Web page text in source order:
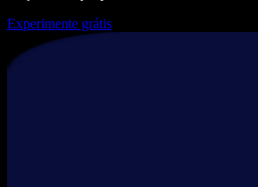
Experimente grátis